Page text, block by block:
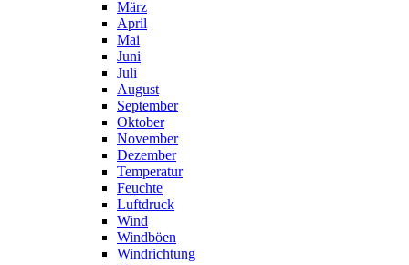
März
April
Mai
Juni
Juli
August
September
Oktober
November
Dezember
Temperatur
Feuchte
Luftdruck
Wind
Windböen
Windrichtung